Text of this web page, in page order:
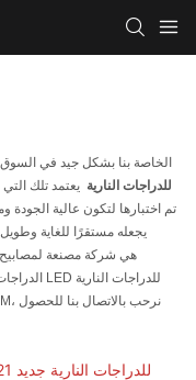
مصباح أمامي LED للدراجات النارية يعتمد تلك التي
تم اختبارها لتكون عالية الجودة
يجعله مستقرًا للغاية وطويل